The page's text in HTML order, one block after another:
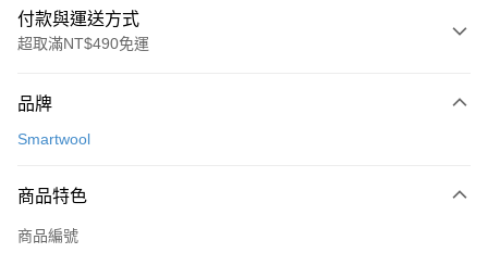
付款與運送方式
超取滿NT$490免運
信用卡一次付款
3 期 0 利率 每期
合作金庫商業銀行
超商取貨付款
品牌
Smartwool
商品特色
商品編號